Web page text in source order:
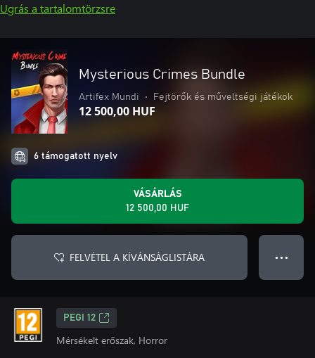
Ugrás a tartalomtörzsre
Mysterious Crimes Bundle
Artifex Mundi • Fejtörők és műveltségi játékok
12 500,00 HUF
6 támogatott nyelv
VÁSÁRLÁS
12 500,00 HUF
FELVÉTEL A KÍVÁNSÁGLISTÁRA ● ● ●
PEGI 12
Mérsékelt erőszak, Horror